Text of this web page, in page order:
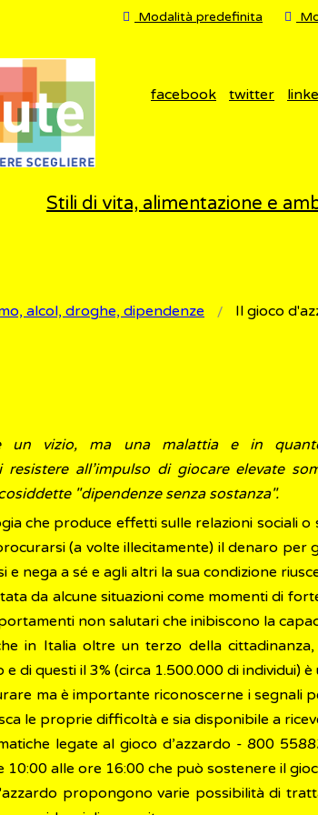
Modalità predefinita
facebook twitter
Stili di vita, alimentazione e
alcol, droghe, dipendenze Il gioco
vizio, ma una malattia e in
all’impulso di giocare elevate
"dipendenze senza sostanza".
che produce effetti sulle relazioni sociali o
(a volte illecitamente) il denaro per
nega a sé e agli altri la sua condizione
da alcune situazioni come momenti di
non salutari che inibiscono la
in Italia oltre un terzo della
di questi il 3% (circa 1.500.000 di individui)
ma è importante riconoscerne i
le proprie difficoltà e sia disponibile a
legate al gioco d’azzardo - 800
alle ore 16:00 che può sostenere il
propongono varie possibilità di